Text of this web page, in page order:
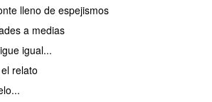
lleno de espejismos
a medias
igual...
relato